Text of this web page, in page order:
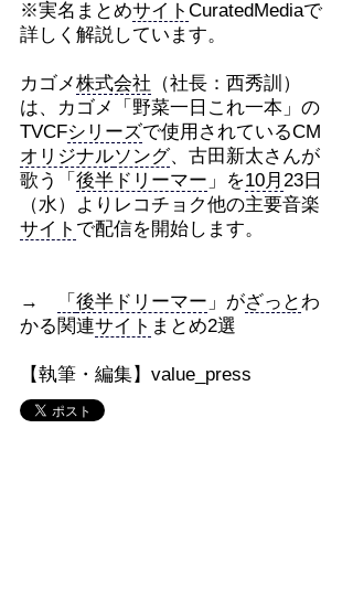
※実名まとめサイト CuratedMediaで
詳しく解説しています。
カゴメ株式会社 （社長：西秀訓）
は、カゴメ「野菜一日これ一本」の
TVCFシリーズで使用されているCM
オリジナルソング、古田新太さんが
歌う「 後半ドリーマー 」を10月 23日
（水）よりレコチョク他の主要音楽
サイト で配信を開始します。
→ 「 後半ドリーマー 」がざっとわ
かる関連サイト まとめ2選
【執筆・編集】value_press